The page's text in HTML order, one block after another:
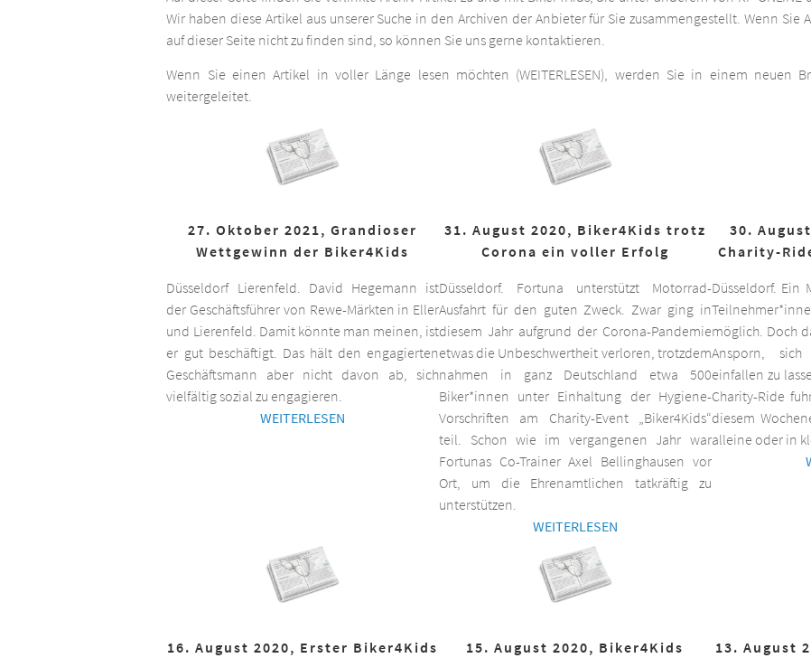
Wir haben diese Artikel aus unserer Suche in den Archiven der Anbieter für Sie zusammengestellt. Wenn
auf dieser Seite nicht zu finden sind, so können Sie uns gerne kontaktieren.
Wenn Sie einen Artikel in voller Länge lesen möchten (WEITERLESEN), werden Sie in einem neuen
weitergeleitet.
27. Oktober 2021, Grandioser
Wettgewinn der Biker4Kids
Düsseldorf Lierenfeld. David Hegemann ist
der Geschäftsführer von Rewe-Märkten in Eller
und Lierenfeld. Damit könnte man meinen, ist
er gut beschäftigt. Das hält den engagierten
Geschäftsmann aber nicht davon ab, sich
vielfältig sozial zu engagieren.
WEITERLESEN
31. August 2020, Biker4Kids trotz
Corona ein voller Erfolg
Düsseldorf. Fortuna unterstützt Motorrad-
Ausfahrt für den guten Zweck. Zwar ging in
diesem Jahr aufgrund der Corona-Pandemie
etwas die Unbeschwertheit verloren, trotzdem
nahmen in ganz Deutschland etwa 500
Biker*innen unter Einhaltung der Hygiene-
Vorschriften am Charity-Event „Biker4Kids“
teil. Schon wie im vergangenen Jahr war
Fortunas Co-Trainer Axel Bellinghausen vor
Ort, um die Ehrenamtlichen tatkräftig zu
unterstützen.
WEITERLESEN
30.
Charity-
Düsseldorf. Ein
möglich. Doch
Ansporn,
einfallen zu
Charity-Ride
diesem
alleine oder in
16. August 2020, Erster Biker4Kids
15. August 2020, Biker4Kids
13. August